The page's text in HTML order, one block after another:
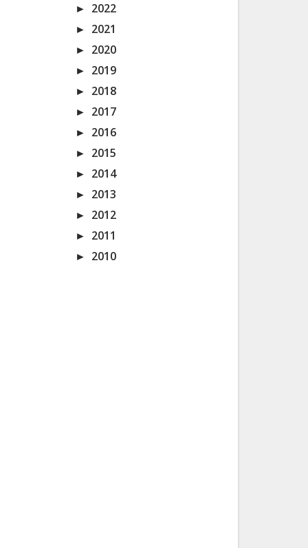
► 2022
► 2021
► 2020
► 2019
► 2018
► 2017
► 2016
► 2015
► 2014
► 2013
► 2012
► 2011
► 2010